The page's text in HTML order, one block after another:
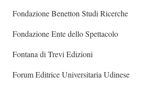
Fondazione Benetton Studi Ricerche
Fondazione Ente dello Spettacolo
Fontana di Trevi Edizioni
Forum Editrice Universitaria Udinese